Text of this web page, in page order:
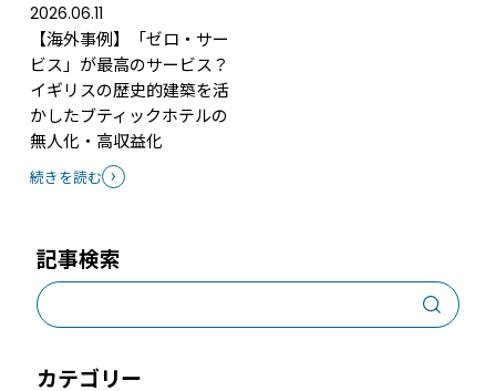
2026.06.11
【海外事例】「ゼロ・サー
ビス」が最高のサービス？
イギリスの歴史的建築を活
かしたブティックホテルの
無人化・高収益化
続きを読む
記事検索
カテゴリー